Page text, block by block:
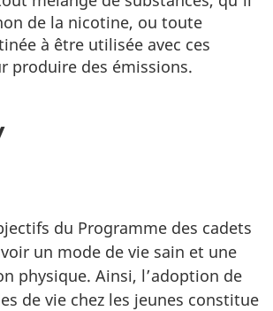
de la nicotine, ou toute
à être utilisée avec ces
produire des émissions.
du Programme des cadets
un mode de vie sain et une
physique. Ainsi, l’adoption de
de vie chez les jeunes constitue